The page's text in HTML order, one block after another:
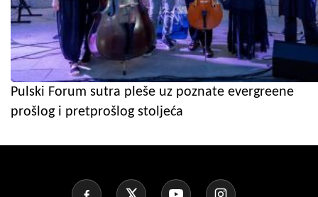
Pulski Forum sutra pleše uz poznate evergreene
prošlog i pretprošlog stoljeća